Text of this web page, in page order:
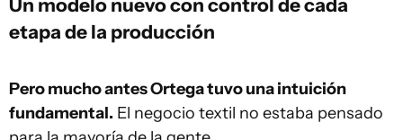
etapa de la producción
Pero mucho antes Ortega tuvo una intuición
fundamental. El negocio textil no estaba pensado